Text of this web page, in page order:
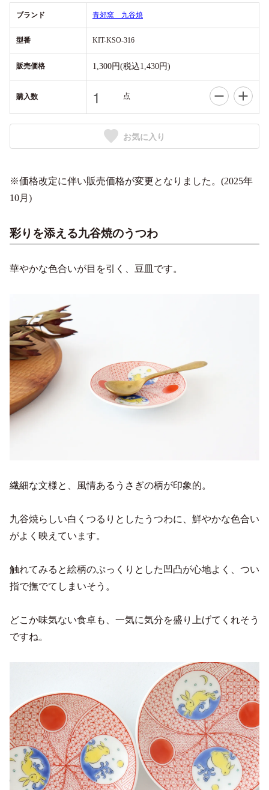
ブランド 青郊窯 九谷焼
型番 KIT-KSO-316
販売価格 1,300円(税込1,430円)
購入数 点
お気に入り
※価格改定に伴い販売価格が変更となりました。(2025年
10月)
彩りを添える九谷焼のうつわ
華やかな色合いが目を引く、豆皿です。
繊細な文様と、風情あるうさぎの柄が印象的。
九谷焼らしい白くつるりとしたうつわに、鮮やかな色合い
がよく映えています。
触れてみると絵柄のぷっくりとした凹凸が心地よく、つい
指で撫でてしまいそう。
どこか味気ない食卓も、一気に気分を盛り上げてくれそう
ですね。